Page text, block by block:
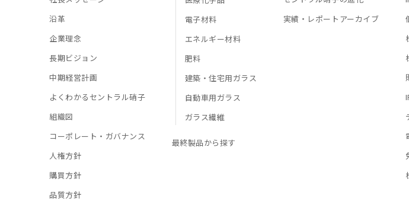
沿革
企業理念
長期ビジョン
中期経営計画
よくわかるセントラル硝子
組織図
コーポレート・ガバナンス
人権方針
購買方針
品質方針
電子材料
エネルギー材料
肥料
建築・住宅用ガラス
自動車用ガラス
ガラス繊維
最終製品から探す
実績・レポートアーカイブ